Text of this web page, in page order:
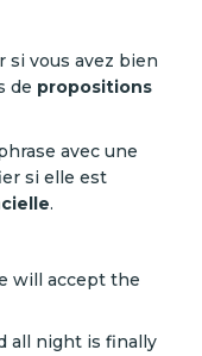
si vous avez bien
de propositions
avec une
si elle est
.
will accept the
all night is finally